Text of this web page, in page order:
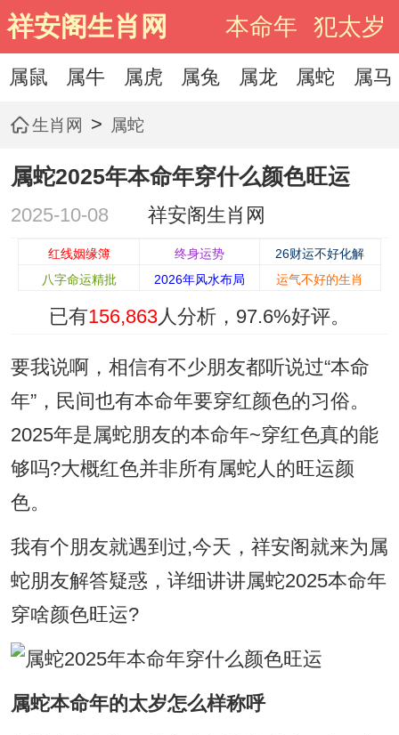
祥安阁生肖网 本命年 犯太岁
属鼠 属牛 属虎 属兔 属龙 属蛇 属马
生肖网 > 属蛇
属蛇2025年本命年穿什么颜色旺运
2025-10-08 祥安阁生肖网
红线姻缘簿 终身运势
26财运不好化解
八字命运精批
2026年风水布局 运气不好的生肖
已有156,863人分析， 97.6%好评。
要我说啊，相信有不少朋友都听说过“本命
年”，民间也有本命年要穿红颜色的习俗。
2025年是属蛇朋友的本命年~穿红色真的能
够吗?大概红色并非所有属蛇人的旺运颜
色。
我有个朋友就遇到过,今天，祥安阁就来为属
蛇朋友解答疑惑，详细讲讲属蛇2025本命年
穿啥颜色旺运?
属蛇本命年的太岁怎么样称呼